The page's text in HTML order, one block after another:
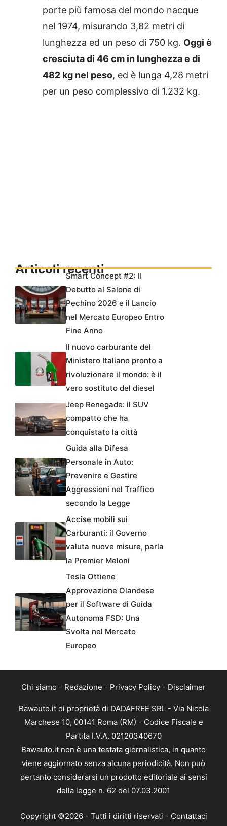
porte più famosa del mondo nacque
nel 1974, misurando 3,82 metri di
lunghezza ed un peso di 750 kg. Oggi è
cresciuta di 46 cm in lunghezza e di
482 kg nel peso, ed è lunga 4,28 metri
per un peso complessivo di 1.232 kg.
Articoli recentiSmart Concept #2: Il
Debutto al Salone di
Pechino 2026 e il Lancio
nel Mercato Europeo Entro
Fine Anno
Il nuovo carburante del
Ministero Italiano pronto a
rivoluzionare il mondo: è il
vero sostituto del diesel
Jeep Renegade: il SUV
compatto che ha
conquistato la città
Guida alla Difesa
Personale in Auto:
Prevenire e Gestire
Aggressioni nel Traffico
secondo la Legge
Accise mobili sui
Carburanti: il Governo
valuta nuove misure, parla
la Premier Meloni
Tesla Ottiene
Approvazione Olandese
per il Software di Guida
Autonoma FSD: Una
Svolta nel Mercato
Europeo
Chi siamo - Redazione - Privacy Policy - Disclaimer
Bawauto.it di proprietà di DADAFREE SRL - Via Nicola
Marchese 10, 00141 Roma (RM) - Codice Fiscale e
Partita I.V.A. 02120340670
Bawauto.it non è una testata giornalistica, in quanto
viene aggiornato senza alcuna periodicità. Non può
pertanto considerarsi un prodotto editoriale ai sensi
della legge n. 62 del 07.03.2001
Copyright ©2026 - Tutti i diritti riservati - Contattaci